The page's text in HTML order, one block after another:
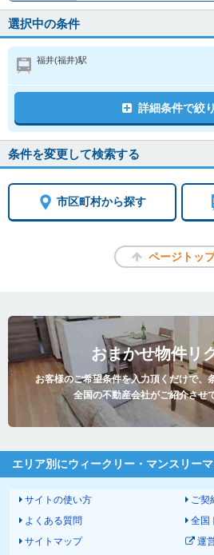
選択中の条件
福井(福井)駅
詳細条件で絞
条件を変更して検索する
市区町村から探す
ページトッ
おまかせ物件リ
お客様のご希望条件を入力頂くだけで、
全国の不動産会社がご紹介させ
エリア別にウィークリー・マンスリー
サイトの使い方
ご契
よくある質問
全国
サイトマップ
運